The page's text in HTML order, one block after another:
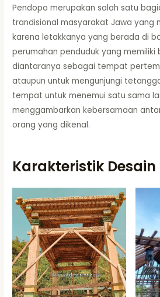
Pendopo merupakan salah satu
trandisional masyarakat Jawa yang
karena letakkanya yang berada di
perumahan penduduk yang memiliki
diantaranya sebagai tempat
ataupun untuk mengunjungi
tempat untuk menemui satu sama
menggambarkan kebersamaan
orang yang dikenal.
Karakteristik Desain